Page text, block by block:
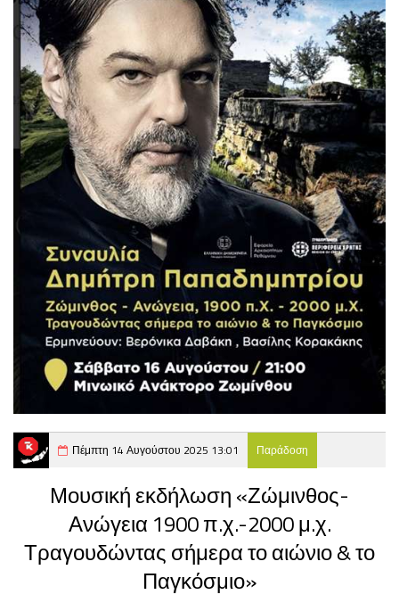
Πέμπτη 14 Αυγούστου 2025 13:01 Παράδοση
Μουσική εκδήλωση «Ζώμινθος-
Ανώγεια 1900 π.χ.-2000 μ.χ.
Τραγουδώντας σήμερα το αιώνιο & το
Παγκόσμιο»